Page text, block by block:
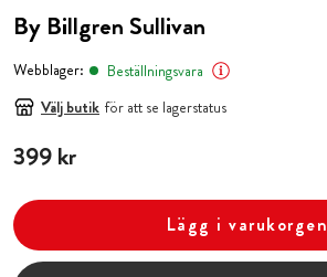
By Billgren Sullivan
Webblager:
Beställningsvara
Välj butik för att se lagerstatus
Pris:399 kr
399 kr
Lägg i varukorgen